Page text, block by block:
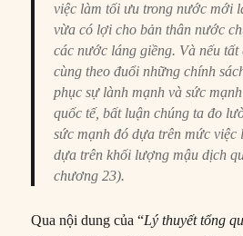
việc làm tối ưu trong nước mới
vừa có lợi cho bản thân nước
các nước láng giềng. Và nếu
cùng theo đuổi những chính
phục sự lành mạnh và sức
quốc tế, bất luận chúng ta đo
sức mạnh đó dựa trên mức việc
dựa trên khối lượng mậu dịch
chương 23).
Qua nội dung của “Lý thuyết tổng